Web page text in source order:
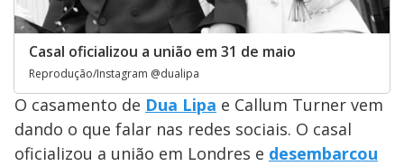
Casal oficializou a união em 31 de maio
Reprodução/Instagram @dualipa
O casamento de Dua Lipa e Callum Turner vem
dando o que falar nas redes sociais. O casal
oficializou a união em Londres e desembarcou